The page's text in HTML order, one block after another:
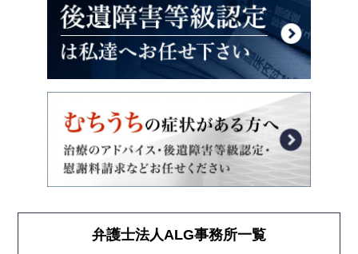
弁護士法人ALG事務所一覧